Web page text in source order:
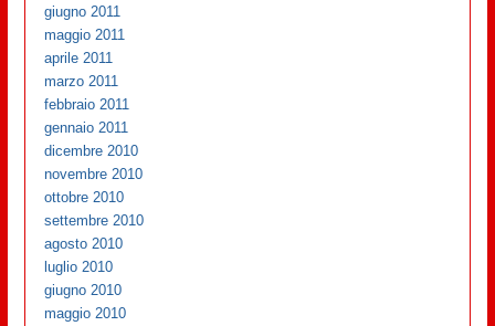
giugno 2011
maggio 2011
aprile 2011
marzo 2011
febbraio 2011
gennaio 2011
dicembre 2010
novembre 2010
ottobre 2010
settembre 2010
agosto 2010
luglio 2010
giugno 2010
maggio 2010